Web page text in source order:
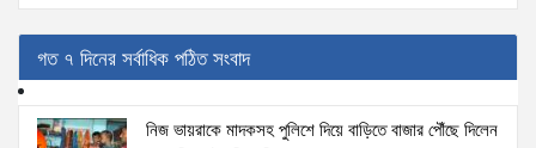
গত ৭ দিনের সর্বাধিক পঠিত সংবাদ
নিজ ভায়রাকে মাদকসহ পুলিশে দিয়ে বাড়িতে বাজার পৌঁছে দিলেন